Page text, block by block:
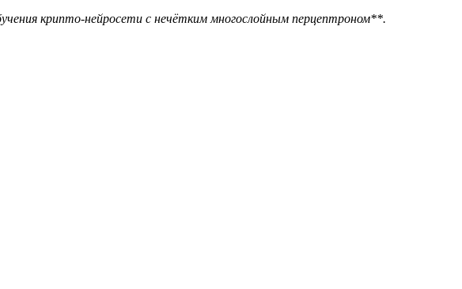
крипто-нейросети с нечётким многослойным перцептроном**.